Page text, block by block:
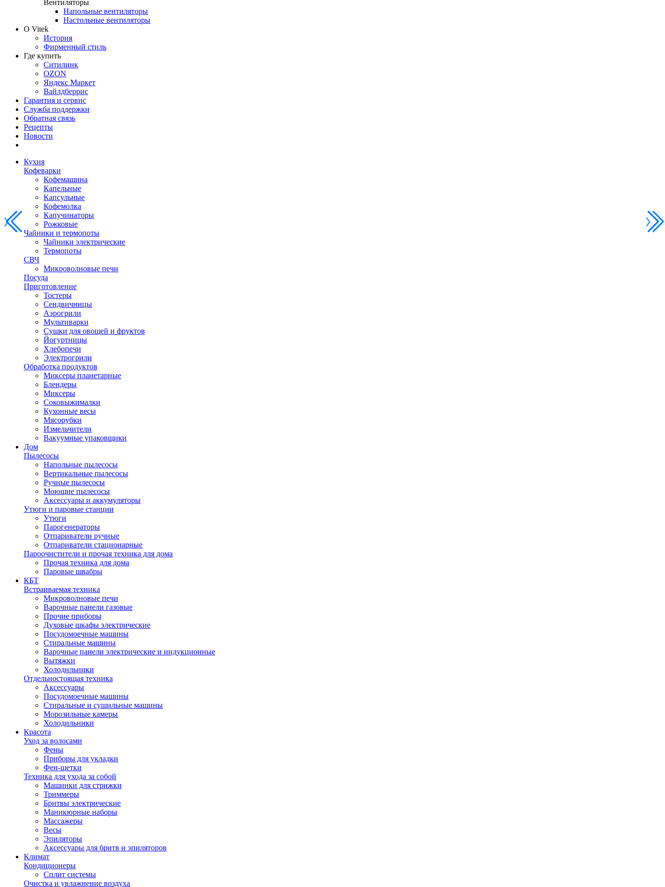
Вентиляторы
Напольные вентиляторы
Настольные вентиляторы
О Vitek
История
Фирменный стиль
Где купить
Ситилинк
OZON
Яндекс Маркет
Вайлдберрис
Гарантия и сервис
Служба поддержки
Обратная связь
Рецепты
Новости
Кухня
Кофеварки
Кофемашина
Капельные
Капсульные
Кофемолка
Капучинаторы
Рожковые
Чайники и термопоты
Чайники электрические
Термопоты
СВЧ
Микроволновые печи
Посуда
Приготовление
Тостеры
Сендвичницы
Аэрогрили
Мультиварки
Сушки для овощей и фруктов
Йогуртницы
Хлебопечи
Электрогрили
Обработка продуктов
Миксеры планетарные
Блендеры
Миксеры
Соковыжималки
Кухонные весы
Мясорубки
Измельчители
Вакуумные упаковщики
Дом
Пылесосы
Напольные пылесосы
Вертикальные пылесосы
Ручные пылесосы
Моющие пылесосы
Аксессуары и аккумуляторы
Утюги и паровые станции
Утюги
Парогенераторы
Отпариватели ручные
Отпариватели стационарные
Пароочистители и прочая техника для дома
Прочая техника для дома
Паровые швабры
КБТ
Встраиваемая техника
Микроволновые печи
Варочные панели газовые
Прочие приборы
Духовые шкафы электрические
Посудомоечные машины
Стиральные машины
Варочные панели электрические и индукционные
Вытяжки
Холодильники
Отдельностоящая техника
Аксессуары
Посудомоечные машины
Стиральные и сушильные машины
Морозильные камеры
Холодильники
Красота
Уход за волосами
Фены
Приборы для укладки
Фен-щетки
Техника для ухода за собой
Машинки для стрижки
Триммеры
Бритвы электрические
Маникюрные наборы
Массажеры
Весы
Эпиляторы
Аксессуары для бритв и эпиляторов
Климат
Кондиционеры
Сплит системы
Очистка и увлажнение воздуха